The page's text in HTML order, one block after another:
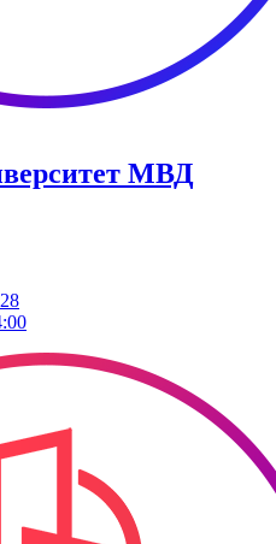
МВД